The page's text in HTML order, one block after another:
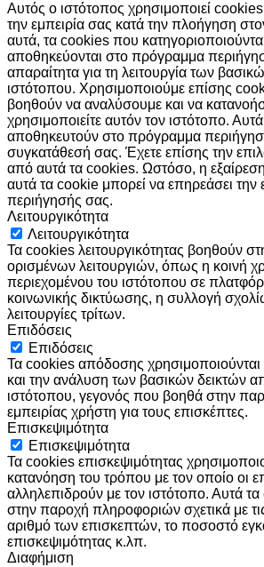
Αυτός ο ιστότοπος χρησιμοποιεί cookies
την εμπειρία σας κατά την πλοήγηση
αυτά, τα cookies που
αποθηκεύονται στο πρόγραμμα
απαραίτητα για τη λειτουργία των
ιστότοπου. Χρησιμοποιούμε επίσης
βοηθούν να αναλύσουμε και να
χρησιμοποιείτε αυτόν τον ιστότοπο.
αποθηκευτούν στο πρόγραμμα
συγκατάθεσή σας. Έχετε επίσης την
από αυτά τα cookies. Ωστόσο, η
αυτά τα cookie μπορεί να επηρεάσει την
περιήγησής σας.
Λειτουργικότητα
Λειτουργικότητα
Τα cookies λειτουργικότητας βοηθούν
ορισμένων λειτουργιών, όπως η κοινή
περιεχομένου του ιστότοπου σε
κοινωνικής δικτύωσης, η συλλογή
λειτουργίες τρίτων.
Επιδόσεις
Επιδόσεις
Τα cookies απόδοσης χρησιμοποιούνται
και την ανάλυση των βασικών δεικτών
ιστότοπου, γεγονός που βοηθά στην
εμπειρίας χρήστη για τους επισκέπτες.
Επισκεψιμότητα
Επισκεψιμότητα
Τα cookies επισκεψιμότητας
κατανόηση του τρόπου με τον οποίο οι
αλληλεπιδρούν με τον ιστότοπο. Αυτά
στην παροχή πληροφοριών σχετικά με
αριθμό των επισκεπτών, το ποσοστό
επισκεψιμότητας κ.λπ.
Διαφήμιση